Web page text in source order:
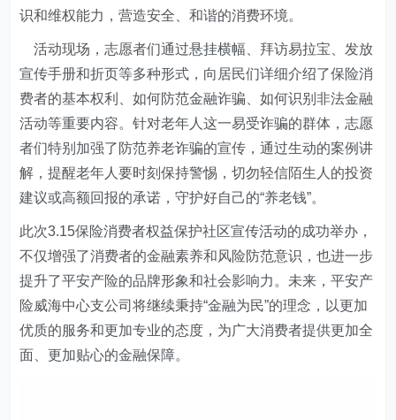
识和维权能力，营造安全、和谐的消费环境。
活动现场，志愿者们通过悬挂横幅、拜访易拉宝、发放
宣传手册和折页等多种形式，向居民们详细介绍了保险消
费者的基本权利、如何防范金融诈骗、如何识别非法金融
活动等重要内容。针对老年人这一易受诈骗的群体，志愿
者们特别加强了防范养老诈骗的宣传，通过生动的案例讲
解，提醒老年人要时刻保持警惕，切勿轻信陌生人的投资
建议或高额回报的承诺，守护好自己的“养老钱”。
此次3.15保险消费者权益保护社区宣传活动的成功举办，
不仅增强了消费者的金融素养和风险防范意识，也进一步
提升了平安产险的品牌形象和社会影响力。未来，平安产
险威海中心支公司将继续秉持“金融为民”的理念，以更加
优质的服务和更加专业的态度，为广大消费者提供更加全
面、更加贴心的金融保障。